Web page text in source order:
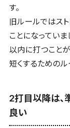
す。
旧ルールではス
ことになってい
以内に打つこと
短くするためのル
2打目以降は、
良い